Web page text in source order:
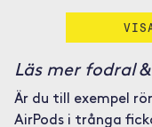
Läs mer fodral
Är du till exempel
AirPods i trånga